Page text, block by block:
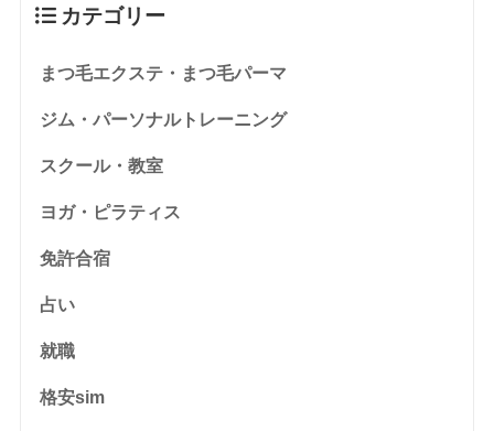
カテゴリー
まつ毛エクステ・まつ毛パーマ
ジム・パーソナルトレーニング
スクール・教室
ヨガ・ピラティス
免許合宿
占い
就職
格安sim